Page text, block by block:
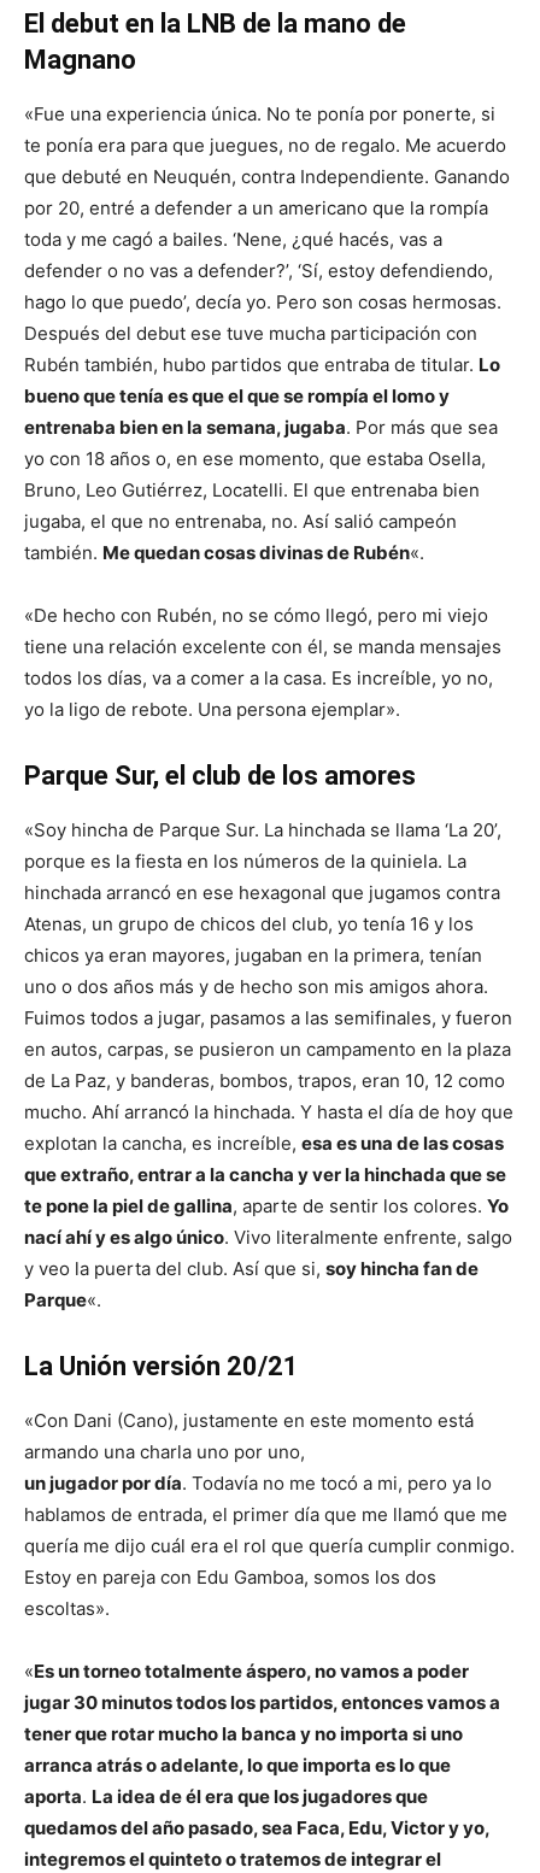
El debut en la LNB de la mano de
Magnano
«Fue una experiencia única. No te ponía por ponerte, si
te ponía era para que juegues, no de regalo. Me acuerdo
que debuté en Neuquén, contra Independiente. Ganando
por 20, entré a defender a un americano que la rompía
toda y me cagó a bailes. ‘Nene, ¿qué hacés, vas a
defender o no vas a defender?’, ‘Sí, estoy defendiendo,
hago lo que puedo’, decía yo. Pero son cosas hermosas.
Después del debut ese tuve mucha participación con
Rubén también, hubo partidos que entraba de titular. Lo
bueno que tenía es que el que se rompía el lomo y
entrenaba bien en la semana, jugaba. Por más que sea
yo con 18 años o, en ese momento, que estaba Osella,
Bruno, Leo Gutiérrez, Locatelli. El que entrenaba bien
jugaba, el que no entrenaba, no. Así salió campeón
también. Me quedan cosas divinas de Rubén«.
«De hecho con Rubén, no se cómo llegó, pero mi viejo
tiene una relación excelente con él, se manda mensajes
todos los días, va a comer a la casa. Es increíble, yo no,
yo la ligo de rebote. Una persona ejemplar».
Parque Sur, el club de los amores
«Soy hincha de Parque Sur. La hinchada se llama ‘La 20’,
porque es la fiesta en los números de la quiniela. La
hinchada arrancó en ese hexagonal que jugamos contra
Atenas, un grupo de chicos del club, yo tenía 16 y los
chicos ya eran mayores, jugaban en la primera, tenían
uno o dos años más y de hecho son mis amigos ahora.
Fuimos todos a jugar, pasamos a las semifinales, y fueron
en autos, carpas, se pusieron un campamento en la plaza
de La Paz, y banderas, bombos, trapos, eran 10, 12 como
mucho. Ahí arrancó la hinchada. Y hasta el día de hoy que
explotan la cancha, es increíble, esa es una de las cosas
que extraño, entrar a la cancha y ver la hinchada que se
te pone la piel de gallina, aparte de sentir los colores. Yo
nací ahí y es algo único. Vivo literalmente enfrente, salgo
y veo la puerta del club. Así que si, soy hincha fan de
Parque«.
La Unión versión 20/21
«Con Dani (Cano), justamente en este momento está
armando una charla uno por uno,
un jugador por día. Todavía no me tocó a mi, pero ya lo
hablamos de entrada, el primer día que me llamó que me
quería me dijo cuál era el rol que quería cumplir conmigo.
Estoy en pareja con Edu Gamboa, somos los dos
escoltas».
«Es un torneo totalmente áspero, no vamos a poder
jugar 30 minutos todos los partidos, entonces vamos a
tener que rotar mucho la banca y no importa si uno
arranca atrás o adelante, lo que importa es lo que
aporta. La idea de él era que los jugadores que
quedamos del año pasado, sea Faca, Edu, Victor y yo,
integremos el quinteto o tratemos de integrar el